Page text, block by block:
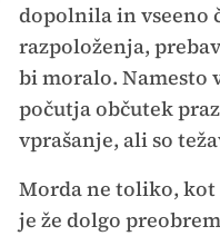
dopolnila in vseeno
razpoloženja,
bi moralo. Namesto
počutja občutek
vprašanje, ali so
Morda ne toliko, kot
je že dolgo